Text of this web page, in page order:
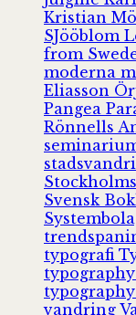
Kristian
SJööblom
from
moderna
Eliasson
Pangea
Rönnells
Svensk
typografi
typography
typography
vandring